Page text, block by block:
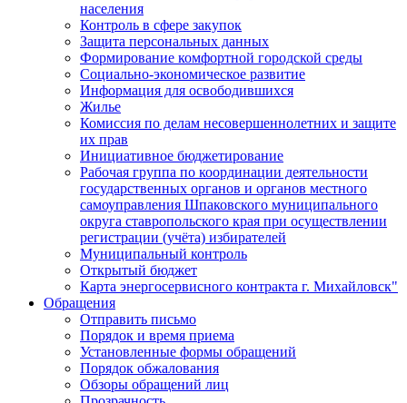
населения
Контроль в сфере закупок
Защита персональных данных
Формирование комфортной городской среды
Социально-экономическое развитие
Информация для освободившихся
Жилье
Комиссия по делам несовершеннолетних и защите
их прав
Инициативное бюджетирование
Рабочая группа по координации деятельности
государственных органов и органов местного
самоуправления Шпаковского муниципального
округа ставропольского края при осуществлении
регистрации (учёта) избирателей
Муниципальный контроль
Открытый бюджет
Карта энергосервисного контракта г. Михайловск"
Обращения
Отправить письмо
Порядок и время приема
Установленные формы обращений
Порядок обжалования
Обзоры обращений лиц